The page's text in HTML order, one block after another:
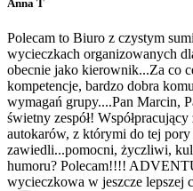
Anna T
Polecam to Biuro z czystym
wycieczkach organizowanych
obecnie jako kierownik...Za co
kompetencje, bardzo dobra
wymagań grupy....Pan Marcin,
świetny zespół!
autokarów, z którymi do tej
zawiedli...pomocni, życzliwi,
humoru? Polecam!!!!
wycieczkowa w jeszcze lepszej